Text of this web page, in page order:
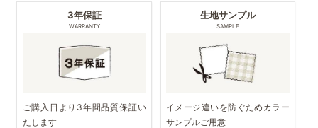
3年保証
WARRANTY
ご購入日より3年間品質保証い
たします
生地サンプル
SAMPLE
イメージ違いを防ぐためカラー
サンプルご用意